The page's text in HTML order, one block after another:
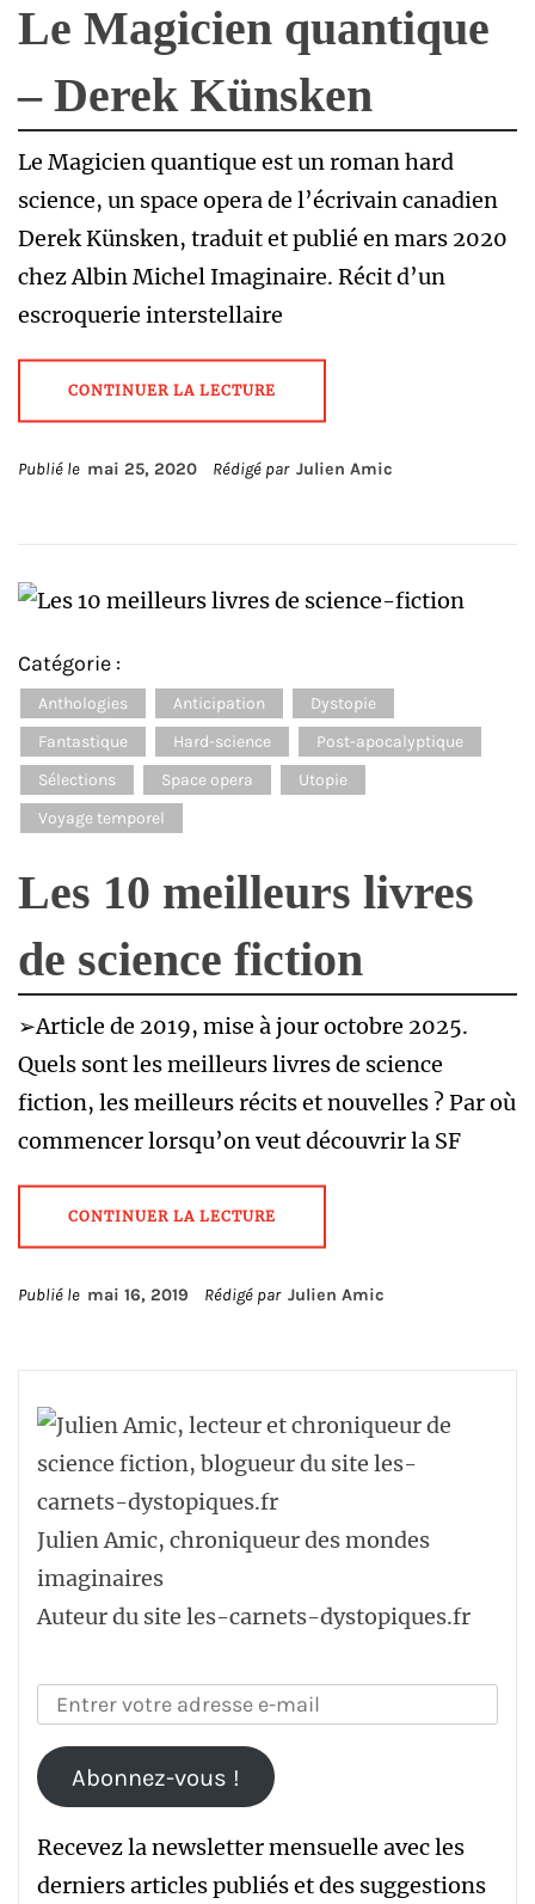
Le Magicien quantique
– Derek Künsken
Le Magicien quantique est un roman hard
science, un space opera de l’écrivain canadien
Derek Künsken, traduit et publié en mars 2020
chez Albin Michel Imaginaire. Récit d’un
escroquerie interstellaire
CONTINUER LA LECTURE
Publié le mai 25, 2020 Rédigé par Julien Amic
Catégorie :
Anthologies Anticipation
Dystopie
Fantastique
Hard-science
Post-apocalyptique
Sélections
Space opera
Utopie
Voyage temporel
Les 10 meilleurs livres
de science fiction
➢Article de 2019, mise à jour octobre 2025.
Quels sont les meilleurs livres de science
fiction, les meilleurs récits et nouvelles ? Par où
commencer lorsqu’on veut découvrir la SF
CONTINUER LA LECTURE
Publié le mai 16, 2019 Rédigé par Julien Amic
Julien Amic, chroniqueur des mondes
imaginaires
Auteur du site les-carnets-dystopiques.fr
Abonnez-vous !
Recevez la newsletter mensuelle avec les
derniers articles publiés et des suggestions